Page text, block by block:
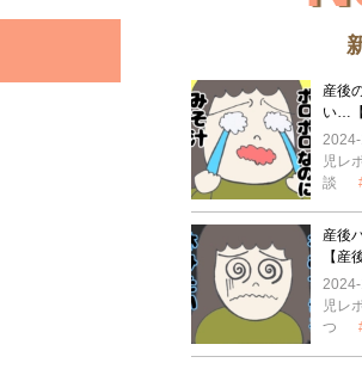
産後
い…
児レ
談
産後
【産
児レ
つ